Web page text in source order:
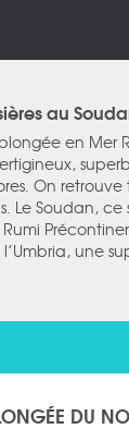
au
en Mer
On
Le Soudan, ce
une
DU